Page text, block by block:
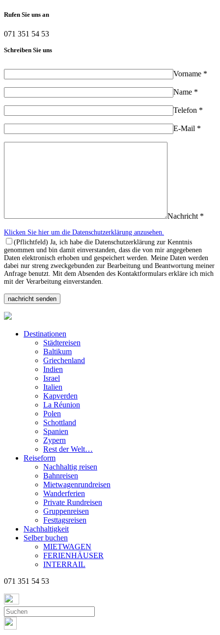
Rufen Sie uns an
071 351 54 53
Schreiben Sie uns
Vorname *
Name *
Telefon *
E-Mail *
Nachricht *
Klicken Sie hier um die Datenschutzerklärung anzusehen.
(Pflichtfeld) Ja, ich habe die Datenschutzerklärung zur Kenntnis
genommen und bin damit einverstanden, dass die von mir angegebenen
Daten elektronisch erhoben und gespeichert werden. Meine Daten werden
dabei nur streng zweckgebunden zur Bearbeitung und Beantwortung meiner
Anfrage benutzt. Mit dem Absenden des Kontaktformulars erkläre ich mich
mit der Verarbeitung einverstanden.
Destinationen
Städtereisen
Baltikum
Griechenland
Indien
Israel
Italien
Kapverden
La Réunion
Polen
Schottland
Spanien
Zypern
Rest der Welt…
Reiseform
Nachhaltig reisen
Bahnreisen
Mietwagenrundreisen
Wanderferien
Private Rundreisen
Gruppenreisen
Festtagsreisen
Nachhaltigkeit
Selber buchen
MIETWAGEN
FERIENHÄUSER
INTERRAIL
071 351 54 53